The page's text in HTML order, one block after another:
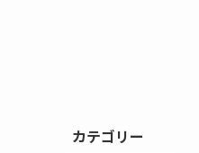
カテゴリー